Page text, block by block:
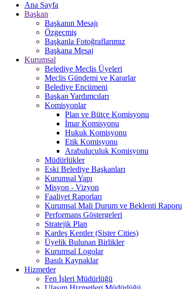
Ana Sayfa
Başkan
Başkanın Mesajı
Özgeçmiş
Başkanla Fotoğraflarımız
Başkana Mesaj
Kurumsal
Belediye Meclis Üyeleri
Meclis Gündemi ve Kararlar
Belediye Encümeni
Başkan Yardımcıları
Komisyonlar
Plan ve Bütçe Komisyonu
İmar Komisyonu
Hukuk Komisyonu
Etik Komisyonu
Arabuluculuk Komisyonu
Müdürlükler
Eski Belediye Başkanları
Kurumsal Yapı
Misyon - Vizyon
Faaliyet Raporları
Kurumsal Mali Durum ve Beklenti Raporu
Performans Göstergeleri
Stratejik Plan
Kardeş Kentler (Sister Cities)
Üyelik Bulunan Birlikler
Kurumsal Logolar
Basılı Kaynaklar
Hizmetler
Fen İşleri Müdürlüğü